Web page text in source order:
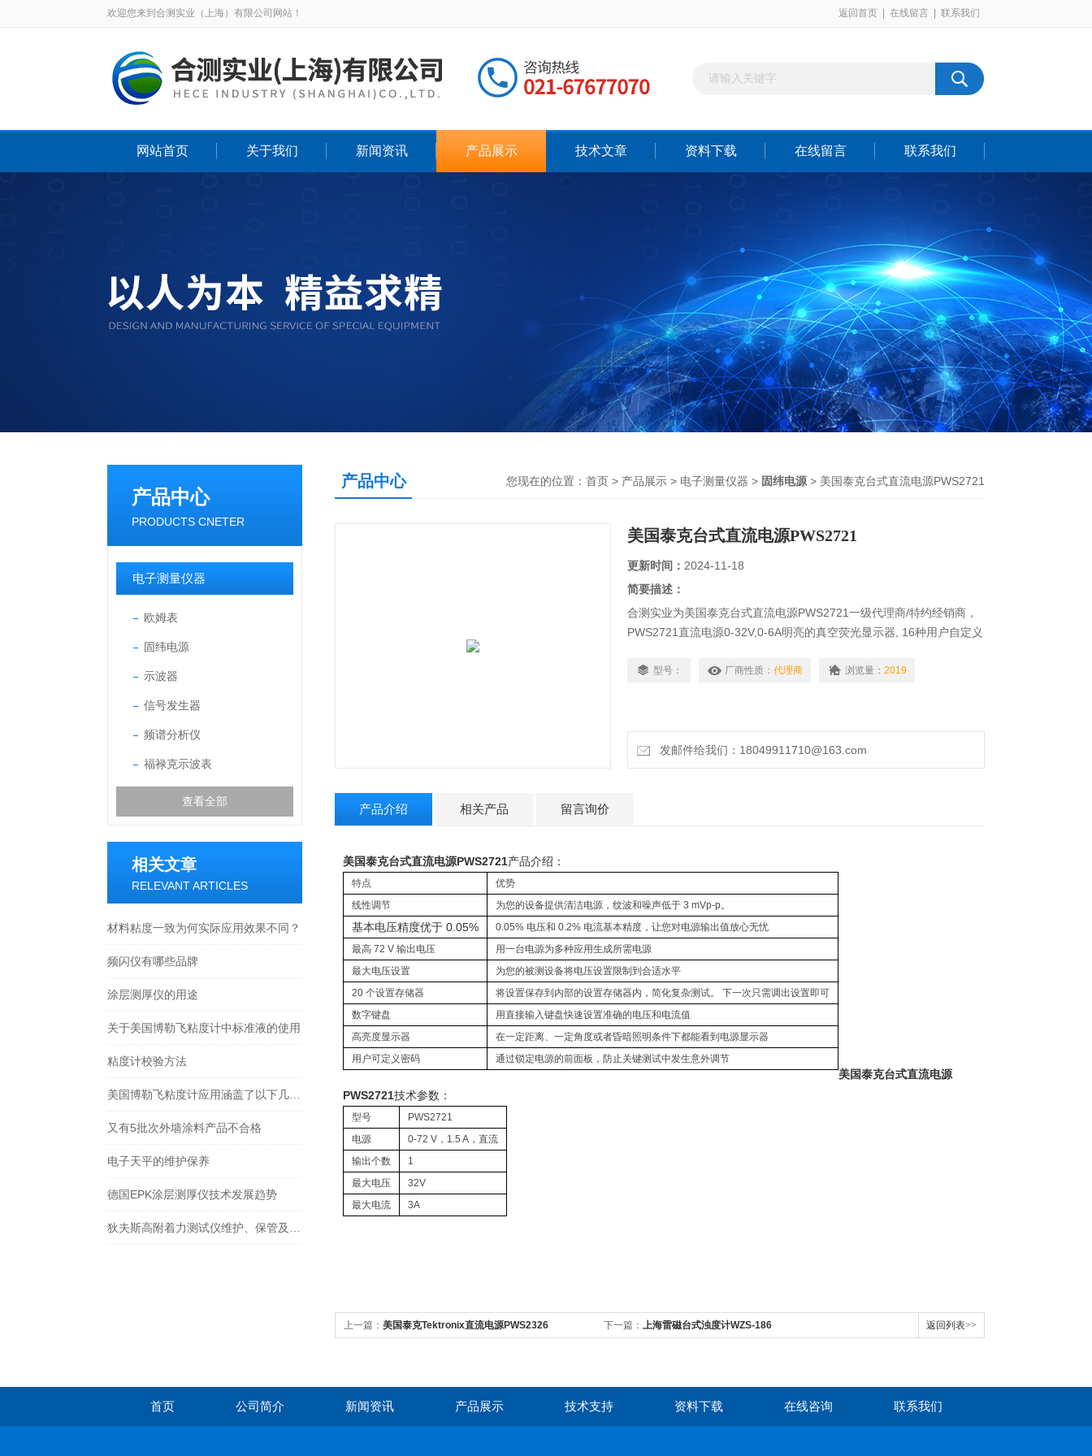
欢迎您来到合测实业（上海）有限公司网站！ 返回首页 在线留言 联系我们
网站首页 关于我们 新闻资讯 产品展示 技术文章 资料下载 在线留言 联系我们
产品中心
PRODUCTS CNETER
电子测量仪器
欧姆表
固纬电源
示波器
信号发生器
频谱分析仪
福禄克示波表
查看全部
相关文章
RELEVANT ARTICLES
材料粘度一致为何实际应用效果不同？
频闪仪有哪些品牌
涂层测厚仪的用途
关于美国博勒飞粘度计中标准液的使用
粘度计校验方法
又有5批次外墙涂料产品不合格
电子天平的维护保养
德国EPK涂层测厚仪技术发展趋势
产品中心 您现在的位置： 首页 > 产品展示 > 电子测量仪器 > 固纬电源 > 美国泰克台式直流电源PWS2721
美国泰克台式直流电源PWS2721
更新时间： 2024-11-18
简要描述：
合测实业为美国泰克台式直流电源PWS2721一级代理商/特约经销商，
PWS2721直流电源0-32V,0-6A明亮的真空荧光显示器, 16种用户自定义
流.保修3年。
型号： 厂商性质： 代理商 浏览量： 2019
发邮件给我们：18049911710@163.com
产品介绍 相关产品 留言询价
美国泰克台式直流电源PWS2721产品介绍：
特点
优势
线性调节
为您的设备提供清洁电源，纹波和噪声低于 3 mVp-p。
基本电压精度优于 0.05%
0.05% 电压和 0.2% 电流基本精度，让您对电源输出值放心无忧
最高 72 V 输出电压
用一台电源为多种应用生成所需电源
最大电压设置
为您的被测设备将电压设置限制到合适水平
20 个设置存储器
将设置保存到内部的设置存储器内，简化复杂测试。 下一次只需调出设置即可
数字键盘
用直接输入键盘快速设置准确的电压和电流值
高亮度显示器
在一定距离、一定角度或者昏暗照明条件下都能看到电源显示器
用户可定义密码
通过锁定电源的前面板，防止关键测试中发生意外调节
美国泰克台式直流电源
PWS2721技术参数：
型号
PWS2721
电源
0-72 V，1.5 A，直流
输出个数
1
最大电压
32V
最大电流
3A
上一篇： 美国泰克Tektronix直流电源PWS2326 下一篇： 上海雷磁台式浊度计WZS-186 返回列表>>
首页 公司简介 新闻资讯 产品展示 技术支持 资料下载 在线咨询 联系我们